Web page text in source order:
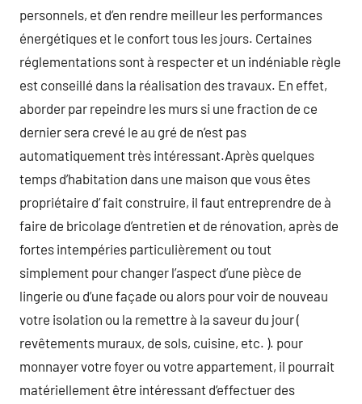
personnels, et d’en rendre meilleur les performances
énergétiques et le confort tous les jours. Certaines
réglementations sont à respecter et un indéniable règle
est conseillé dans la réalisation des travaux. En effet,
aborder par repeindre les murs si une fraction de ce
dernier sera crevé le au gré de n’est pas
automatiquement très intéressant.Après quelques
temps d’habitation dans une maison que vous êtes
propriétaire d’ fait construire, il faut entreprendre de à
faire de bricolage d’entretien et de rénovation, après de
fortes intempéries particulièrement ou tout
simplement pour changer l’aspect d’une pièce de
lingerie ou d’une façade ou alors pour voir de nouveau
votre isolation ou la remettre à la saveur du jour (
revêtements muraux, de sols, cuisine, etc. ). pour
monnayer votre foyer ou votre appartement, il pourrait
matériellement être intéressant d’effectuer des